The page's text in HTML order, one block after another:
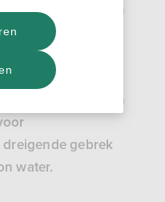
& Waterfonds? Dan
in bedrijven
de wereldwijde
onder andere
Zij werken aan
gebrek
water.